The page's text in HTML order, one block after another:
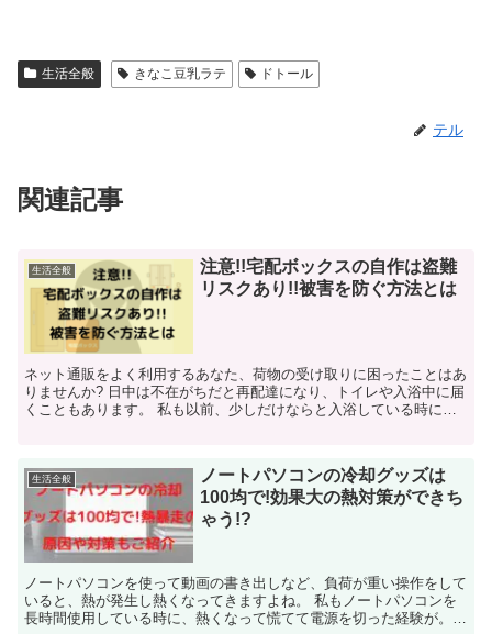
生活全般 きなこ豆乳ラテ ドトール
テル
関連記事
生活全般
注意!!宅配ボックスの自作は盗難
リスクあり!!被害を防ぐ方法とは
ネット通販をよく利用するあなた、荷物の受け取りに困ったことはあ
りませんか? 日中は不在がちだと再配達になり、トイレや入浴中に届
くこともあります。 私も以前、少しだけならと入浴している時に配
生活全般
ノートパソコンの冷却グッズは
100均で!効果大の熱対策ができち
ゃう!?
ノートパソコンを使って動画の書き出しなど、負荷が重い操作をして
いると、熱が発生し熱くなってきますよね。 私もノートパソコンを
長時間使用している時に、熱くなって慌てて電源を切った経験が。